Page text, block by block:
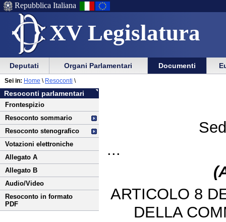
XV Legislatura
Menu
di
ausilio
alla
navigazione
Vai
Menu
di
navigazione
principale
Repubblica Italiana
Menu
di
navigazione
principale
Vai
menu
di
sezione
Deputati Organi Parlamentari Documenti
Vai
al
contenuto
Resoconti parlamentari
Frontespizio
Resoconto sommario
Resoconto stenografico
Votazioni elettroniche
Allegato A
Allegato B
Audio/Video
Resoconto in formato
PDF
Sei in: Home \ Resoconti \
...
ARTICOLO 8
DELLA